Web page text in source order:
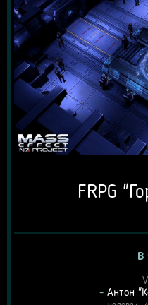
FRPG
В
- Антон